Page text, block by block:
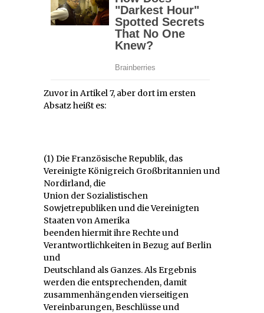
Zuvor in Artikel 7, aber dort im ersten
Absatz heißt es:
(1) Die Französische Republik, das
Vereinigte Königreich Großbritannien und
Nordirland, die
Union der Sozialistischen
Sowjetrepubliken und die Vereinigten
Staaten von Amerika
beenden hiermit ihre Rechte und
Verantwortlichkeiten in Bezug auf Berlin
und
Deutschland als Ganzes. Als Ergebnis
werden die entsprechenden, damit
zusammenhängenden vierseitigen
Vereinbarungen, Beschlüsse und